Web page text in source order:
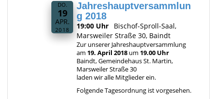
DO.
19
APR.
2018
Jahreshauptversammlun
g 2018
19:00 Uhr
Bischof-Sproll-Saal,
Marsweiler Straße 30, Baindt
Zur unserer Jahreshauptversammlung
am 19. April 2018 um 19.00 Uhr
Baindt, Gemeindehaus St. Martin,
Marsweiler Straße 30
laden wir alle Mitglieder ein.
Folgende Tagesordnung ist vorgesehen.